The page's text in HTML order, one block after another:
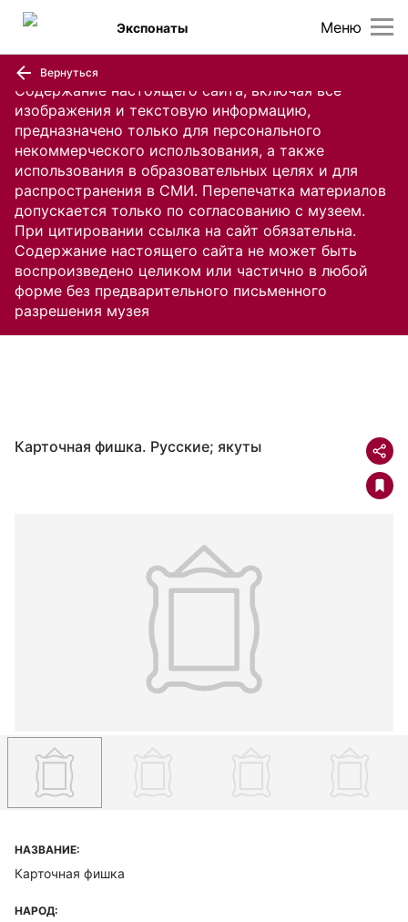
Содержание настоящего сайта, включая все
изображения и текстовую информацию,
предназначено только для персонального
некоммерческого использования, а также
использования в образовательных целях и для
распространения в СМИ. Перепечатка материалов
допускается только по согласованию с музеем.
При цитировании ссылка на сайт обязательна.
Содержание настоящего сайта не может быть
воспроизведено целиком или частично в любой
форме без предварительного письменного
разрешения музея
Меню
Экспонаты
Вернуться
Карточная фишка. Русские; якуты
НАЗВАНИЕ:
Карточная фишка
НАРОД: